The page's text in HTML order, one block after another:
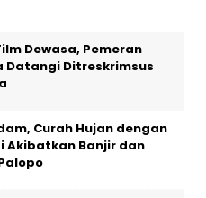
Dewasa, Pemeran
Datangi Ditreskrimsus
Curah Hujan dengan
Akibatkan Banjir dan